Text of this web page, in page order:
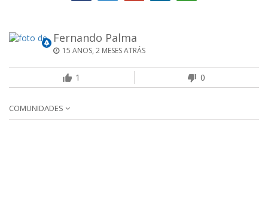
Fernando Palma
15 ANOS, 2 MESES ATRÁS
1 0
COMUNIDADES